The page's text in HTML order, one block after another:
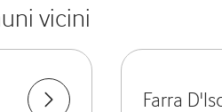
vicini
Farra